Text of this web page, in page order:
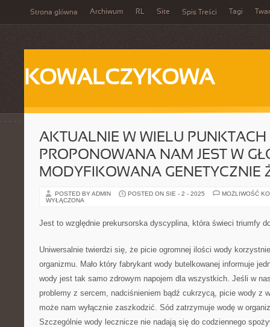
Strona główna Archiwum RL Site Spis Treści Tagi
KOWALCZYKOWA
AKTUALNIE W WIELU PUNKTACH
PROPONOWANA NAM JEST W
MODYFIKOWANA GENETYCZNIE
POSTED BY ADMIN POSTED ON SIE - 2 - 2025
MOŻLIWOŚĆ
WYŁĄCZONA
Jest to względnie prekursorska dyscyplina, która świeci triumfy
Uniwersalnie twierdzi się, że picie ogromnej ilości wody
organizmu. Mało który fabrykant wody butelkowanej informuje
wody jest tak samo zdrowym napojem dla wszystkich. Jeśli w
problemy z sercem, nadciśnieniem bądź cukrzycą, picie wody z
może nam wyłącznie zaszkodzić. Sód zatrzymuje wodę w
Szczególnie wody lecznicze nie nadają się do codziennego